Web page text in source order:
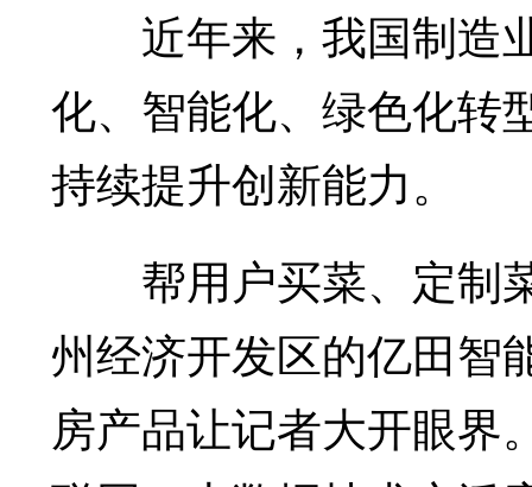
近年来，我国制造
化、智能化、绿色化转
持续提升创新能力。
帮用户买菜、定制
州经济开发区的亿田智
房产品让记者大开眼界